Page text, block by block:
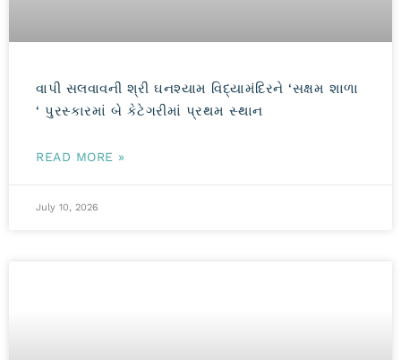
વાપી સલવાવની શ્રી ઘનશ્યામ વિદ્યામંદિરને ‘સક્ષમ શાળા
‘ પુરસ્કારમાં બે કેટેગરીમાં પ્રથમ સ્થાન
READ MORE »
July 10, 2026